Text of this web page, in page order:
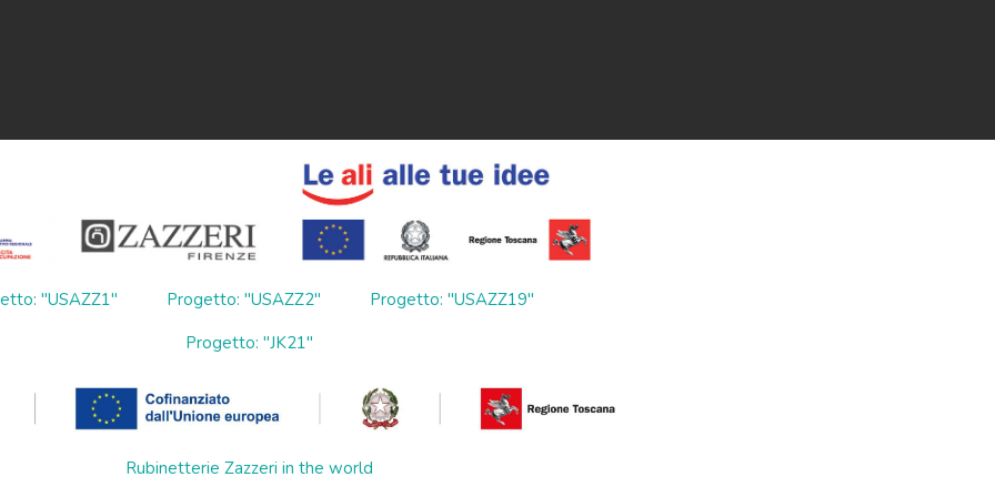
"USAZZ1" Progetto: "USAZZ2"
Progetto: "USAZZ19"
Progetto: "JK21"
Rubinetterie Zazzeri in the world